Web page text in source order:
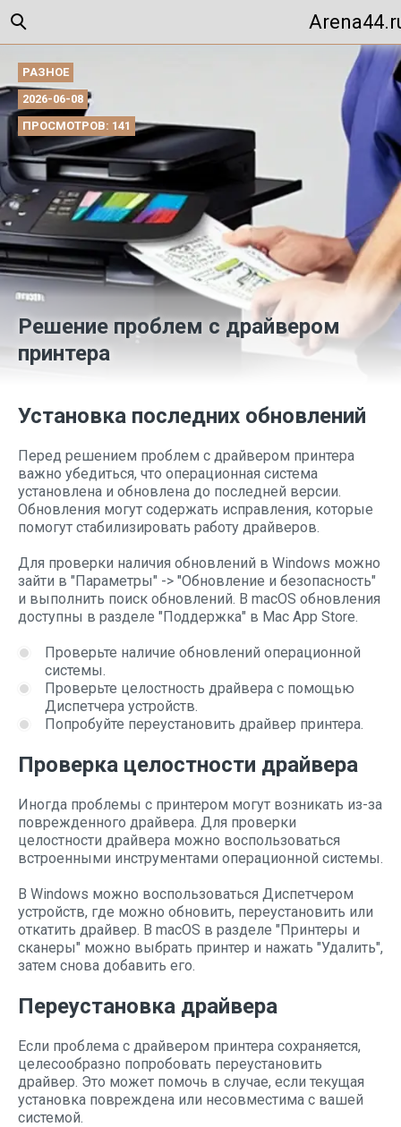
РАЗНОЕ
2026-06-08
ПРОСМОТРОВ: 141
Решение проблем с драйвером
принтера
Установка последних обновлений
Перед решением проблем с драйвером принтера
важно убедиться, что операционная система
установлена и обновлена до последней версии.
Обновления могут содержать исправления, которые
помогут стабилизировать работу драйверов.
Для проверки наличия обновлений в Windows можно
зайти в "Параметры" -> "Обновление и безопасность"
и выполнить поиск обновлений. В macOS обновления
доступны в разделе "Поддержка" в Mac App Store.
Проверьте наличие обновлений операционной
системы.
Проверьте целостность драйвера с помощью
Диспетчера устройств.
Попробуйте переустановить драйвер принтера.
Проверка целостности драйвера
Иногда проблемы с принтером могут возникать из-за
поврежденного драйвера. Для проверки
целостности драйвера можно воспользоваться
встроенными инструментами операционной системы.
В Windows можно воспользоваться Диспетчером
устройств, где можно обновить, переустановить или
откатить драйвер. В macOS в разделе "Принтеры и
сканеры" можно выбрать принтер и нажать "Удалить",
затем снова добавить его.
Переустановка драйвера
Если проблема с драйвером принтера сохраняется,
целесообразно попробовать переустановить
драйвер. Это может помочь в случае, если текущая
установка повреждена или несовместима с вашей
системой.